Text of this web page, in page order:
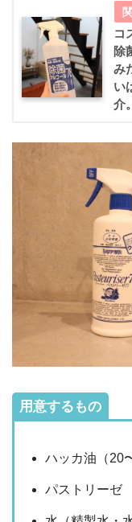
コ
除
み
い
介。
用意するもの
ハッカ油（20
パストリーゼ